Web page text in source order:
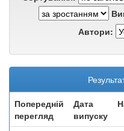
Автори:
Попередній
перегляд
Дата
випуску